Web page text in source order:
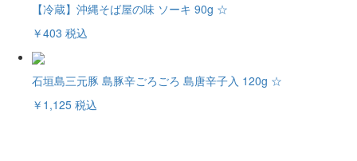
【冷蔵】沖縄そば屋の味 ソーキ 90g ☆
￥403 税込
石垣島三元豚 島豚辛ごろごろ 島唐辛子入 120g ☆
￥1,125 税込